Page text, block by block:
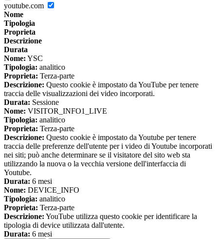
youtube.com
Nome
Tipologia
Proprieta
Descrizione
Durata
Nome: YSC
Tipologia: analitico
Proprieta: Terza-parte
Descrizione: Questo cookie è impostato da YouTube per tenere
traccia delle visualizzazioni dei video incorporati.
Durata: Sessione
Nome: VISITOR_INFO1_LIVE
Tipologia: analitico
Proprieta: Terza-parte
Descrizione: Questo cookie è impostato da Youtube per tenere
traccia delle preferenze dell'utente per i video di Youtube incorporati
nei siti; può anche determinare se il visitatore del sito web sta
utilizzando la nuova o la vecchia versione dell'interfaccia di
Youtube.
Durata: 6 mesi
Nome: DEVICE_INFO
Tipologia: analitico
Proprieta: Terza-parte
Descrizione: YouTube utilizza questo cookie per identificare la
tipologia di device utilizzata dall'utente.
Durata: 6 mesi